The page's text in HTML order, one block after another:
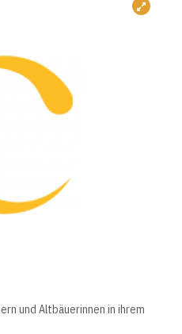
und Altbäuerinnen in ihrem